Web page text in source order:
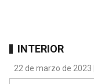
INTERIOR
22 de marzo de 2023